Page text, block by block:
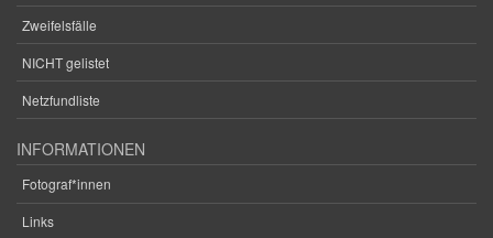
Zweifelsfälle
NICHT gelistet
Netzfundliste
INFORMATIONEN
Fotograf*innen
Links